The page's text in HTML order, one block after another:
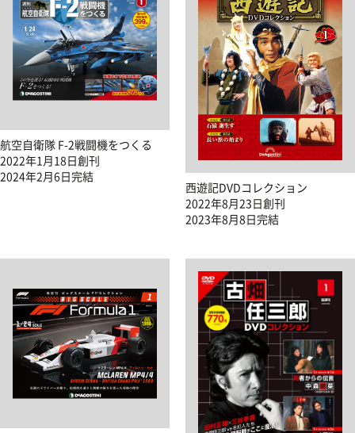
航空自衛隊 F-2戦闘機をつくる
2022年1月18日創刊
2024年2月6日完結
西遊記DVDコレクション
2022年8月23日創刊
2023年8月8日完結